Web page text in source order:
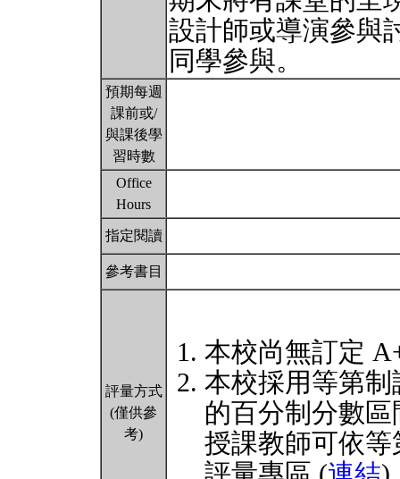
設計師或導演參與
同學參與。
預期每週
課前或/
與課後學
習時數
Office
Hours
指定閱讀
參考書目
評量方式
(僅供參
考)
本校尚無訂定
本校採用等第
的百分制分數
授課教師可依